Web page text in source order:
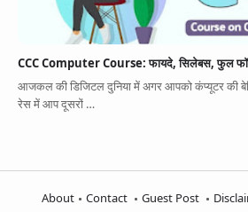
CCC Computer Course: फायदे, सिलेबस, फुल
आजकल की डिजिटल दुनिया में अगर आपको कंप्यूटर की
रेस में आप दूसरों …
About Contact Guest Post